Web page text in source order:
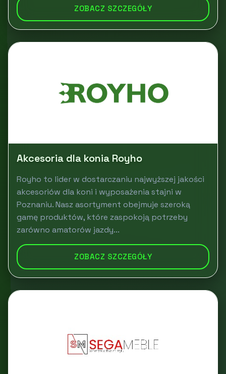
ZOBACZ SZCZEGÓŁY
Akcesoria dla konia Royho
Royho to lider w dostarczaniu najwyższej jakości
akcesoriów dla koni i wyposażenia stajni w
Poznaniu. Nasz asortyment obejmuje szeroką
gamę produktów, które zaspokoją potrzeby
zarówno amatorów jazdy...
ZOBACZ SZCZEGÓŁY